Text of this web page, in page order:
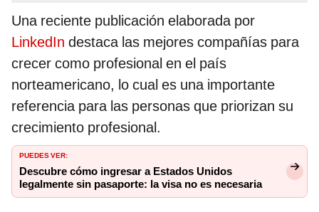
Una reciente publicación elaborada por
LinkedIn destaca las mejores compañías para
crecer como profesional en el país
norteamericano, lo cual es una importante
referencia para las personas que priorizan su
crecimiento profesional.
PUEDES VER:
Descubre cómo ingresar a Estados Unidos
legalmente sin pasaporte: la visa no es necesaria